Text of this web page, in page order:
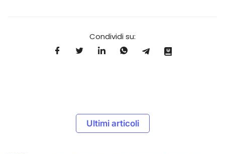
Condividi su:
Ultimi articoli